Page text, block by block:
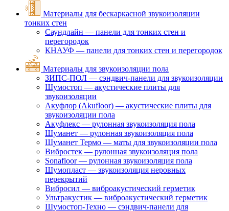
Материалы для бескаркасной звукоизоляции
тонких стен
Саундлайн — панели для тонких стен и
перегородок
КНАУФ — панели для тонких стен и перегородок
Материалы для звукоизоляции пола
ЗИПС-ПОЛ — сэндвич-панели для звукоизоляции
Шумостоп — акустические плиты для
звукоизоляции
Акуфлор (Akufloor) — акустические плиты для
звукоизоляции пола
Акуфлекс — рулонная звукоизоляция пола
Шуманет — рулонная звукоизоляция пола
Шуманет Термо — маты для звукоизоляции пола
Вибростек — рулонная звукоизоляция пола
Sonafloor — рулонная звукоизоляция пола
Шумопласт — звукоизоляция неровных
перекрытий
Вибросил — виброакустический герметик
Ультракустик — виброакустический герметик
Шумостоп-Техно — сэндвич-панели для